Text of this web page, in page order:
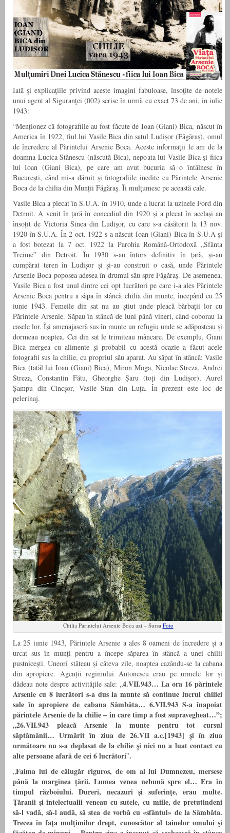
Iată şi explicaţiile privind aceste imagini fabuloase, însoţite de notele
unui agent al Siguranţei (002) scrise în urmă cu exact 73 de ani, in iulie
1943:
“Menționez că fotografiile au fost făcute de Ioan (Giani) Bica, născut în
America în 1922, fiul lui Vasile Bica din satul Ludișor (Făgăraș), omul
de încredere al Părintelui Arsenie Boca. Aceste informații le am de la
doamna Lucica Stănescu (născută Bica), nepoata lui Vasile Bica și fiica
lui Ioan (Giani Bica), pe care am avut bucuria să o întâlnesc în
București, când mi-a dăruit și fotografiile inedite cu Părintele Arsenie
Boca de la chilia din Munții Făgăraș. Îi mulțumesc pe această cale.
Vasile Bica a plecat în S.U.A. în 1910, unde a lucrat la uzinele Ford din
Detroit. A venit în țară în concediul din 1920 și a plecat în același an
însoțit de Victoria Sinea din Ludișor, cu care s-a căsătorit la 13 nov.
1920 în S.U.A. În 2 oct. 1922 s-a născut Ioan (Giani) Bica în S.U.A și
a fost botezat la 7 oct. 1922 la Parohia Română-Ortodoxă „Sfânta
Treime” din Detroit. În 1930 s-au întors definitiv în țară, și-au
cumpărat teren în Ludișor și și-au construit o casă, unde Părintele
Arsenie Boca poposea adesea în drumul său spre Făgăraș. De asemenea,
Vasile Bica a fost unul dintre cei opt lucrători pe care i-a ales Părintele
Arsenie Boca pentru a săpa în stâncă chilia din munte, începând cu 25
iunie 1943. Femeile din sat nu au știut unde pleacă bărbații lor cu
Părintele Arsenie. Săpau în stâncă de luni până vineri, când coborau la
casele lor. Își amenajaseră sus în munte un refugiu unde se adăposteau și
dormeau noaptea. Cei din sat le trimiteau mâncare. De exemplu, Giani
Bica mergea cu alimente și probabil cu acestă ocazie a făcut acele
fotografii sus la chilie, cu propriul său aparat. Au săpat în stâncă: Vasile
Bica (tatăl lui Ioan (Giani) Bica), Miron Moga, Nicolae Streza, Andrei
Streza, Constantin Fătu, Gheorghe Șaru (toți din Ludișor), Aurel
Șampu din Cincșor, Vasile Stan din Luța. În prezent este loc de
pelerinaj.
Chilia Parintelui Arsenie Boca azi – Sursa Foto
La 25 iunie 1943, Părintele Arsenie a ales 8 oameni de încredere și a
urcat sus în munți pentru a începe săparea în stâncă a unei chilii
pustnicești. Uneori stăteau și câteva zile, noaptea cazându-se la cabana
din apropiere. Agenții regimului Antonescu erau pe urmele lor și
dădeau note despre activitățile sale: „4.VII.943… La ora 16 părintele
Arsenie cu 8 lucrători s-a dus la munte să continue lucrul chiliei
sale în apropiere de cabana Sâmbăta… 6.VII.943 S-a înapoiat
părintele Arsenie de la chilie – în care timp a fost supravegheat…”;
„26.VII.943 pleacă Arsenie la munte pentru tot cursul
săptămânii… Urmărit în ziua de 26.VII a.c.[1943] și în ziua
următoare nu s-a deplasat de la chilie și nici nu a luat contact cu
alte persoane afară de cei 6 lucrători”.
„Faima lui de călugăr riguros, de om al lui Dumnezeu, mersese
până la marginea ţării. Lumea venea nebună spre el… Era în
timpul războiului. Dureri, necazuri şi suferinţe, erau multe.
Ţăranii şi intelectualii veneau cu sutele, cu miile, de pretutindeni
să-l vadă, să-l audă, să stea de vorbă cu «sfântul» de la Sâmbăta.
Trecea în faţa mulţimilor drept, cunoscător al tainelor omului şi